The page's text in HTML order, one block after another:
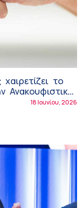
το
Ανακουφιστική
18 Ιουνίου, 2026